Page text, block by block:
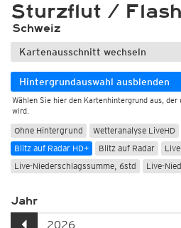
Sturzflut /
Schweiz
Kartenausschnitt wechseln
Hintergrundauswahl ausblenden
Wählen Sie hier den Kartenhintergrund aus,
wird.
Ohne Hintergrund Wetteranalyse LiveHD
Blitz auf Radar HD+
Blitz auf Radar
Live-Niederschlagssumme, 6std
Live-
Jahr